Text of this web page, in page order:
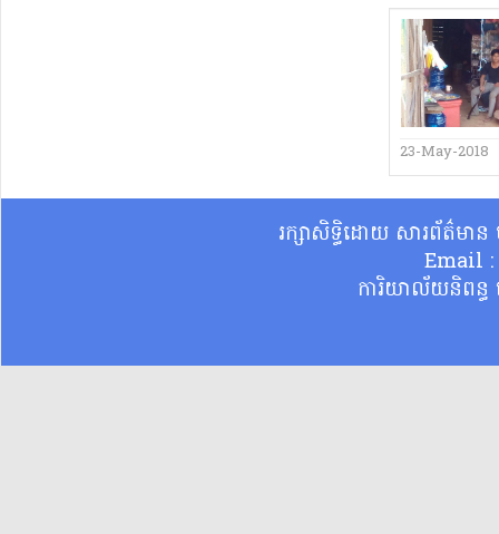
23-May-2018
រក្សាសិទ្ធិដោយ សារព័ត៌មា
Email
ការិយាល័យនិពន្ធ